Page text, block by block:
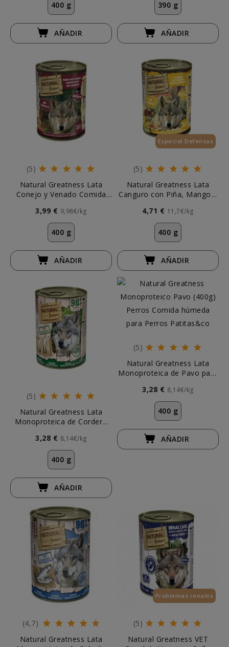
400 g
AÑADIR
390 g
AÑADIR
(5)
Natural Greatness Lata
Conejo y Venado Comida
3,99 € 9,98€/kg
400 g
AÑADIR
Especial Defensas
(5)
Natural Greatness Lata
Canguro con Piña, Mango y
4,71 € 11,7€/kg
400 g
AÑADIR
(5)
Natural Greatness Lata
Monoproteica de Cordero
3,28 € 8,14€/kg
400 g
AÑADIR
(5)
Natural Greatness Lata
Monoproteica de Pavo para
3,28 € 8,14€/kg
400 g
AÑADIR
(4,7)
Natural Greatness Lata
Problemas renales
(5)
Natural Greatness VET